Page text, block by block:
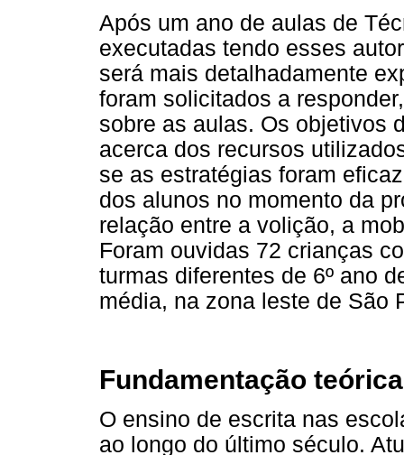
Após um ano de aulas de
executadas tendo esses
será mais detalhadamente
foram solicitados a
sobre as aulas. Os objetivos
acerca dos recursos
se as estratégias foram
dos alunos no momento da
relação entre a volição, a
Foram ouvidas 72 crianças
turmas diferentes de 6º ano
média, na zona leste de São
Fundamentação
O ensino de escrita nas
ao longo do último século.